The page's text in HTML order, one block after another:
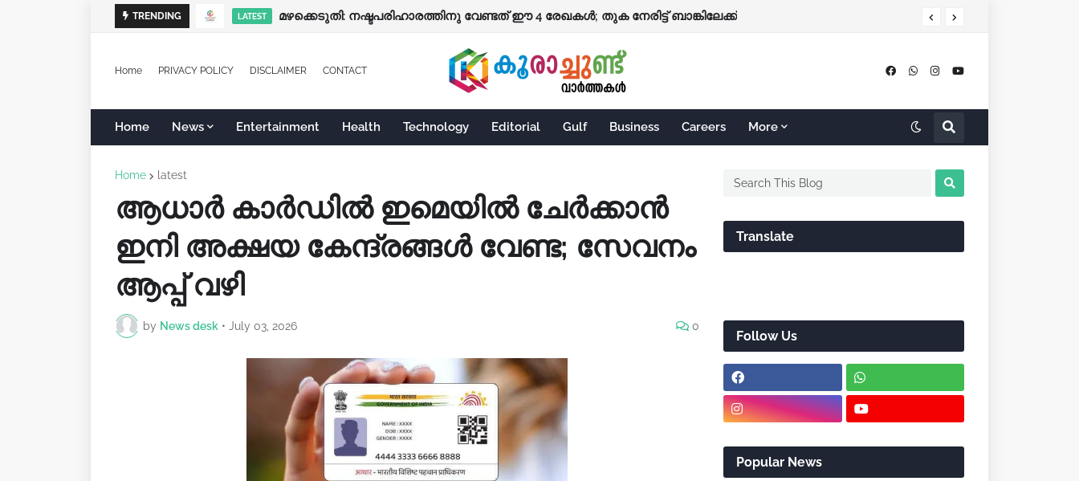
TRENDING LATEST മഴക്കെടുതി: നഷ്ടപരിഹാരത്തിനു വേണ്ടത് ഈ 4 രേഖകൾ; തുക നേരിട്ട് ബാങ്കിലേക്ക്
Home PRIVACY POLICY DISCLAIMER CONTACT
Home News Entertainment Health Technology Editorial Gulf Business Careers More
Home latest
ആധാർ കാർഡിൽ ഇമെയിൽ ചേർക്കാൻ
ഇനി അക്ഷയ കേന്ദ്രങ്ങൾ വേണ്ട; സേവനം
ആപ്പ് വഴി
by News desk • July 03, 2026 0
Translate
Follow Us
Popular News